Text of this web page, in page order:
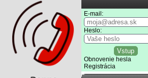
E-mail:
Heslo:
Obnovenie hesla
Registrácia